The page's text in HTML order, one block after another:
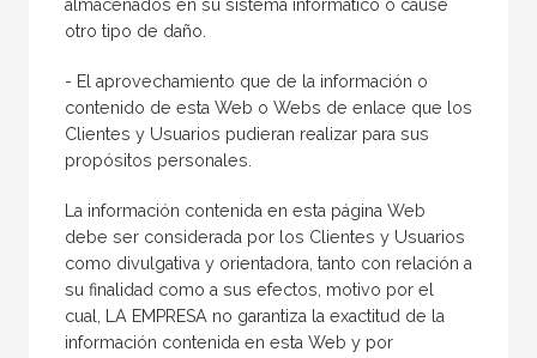
almacenados en su sistema informático o cause
otro tipo de daño.
- El aprovechamiento que de la información o
contenido de esta Web o Webs de enlace que los
Clientes y Usuarios pudieran realizar para sus
propósitos personales.
La información contenida en esta página Web
debe ser considerada por los Clientes y Usuarios
como divulgativa y orientadora, tanto con relación a
su finalidad como a sus efectos, motivo por el
cual, LA EMPRESA no garantiza la exactitud de la
información contenida en esta Web y por